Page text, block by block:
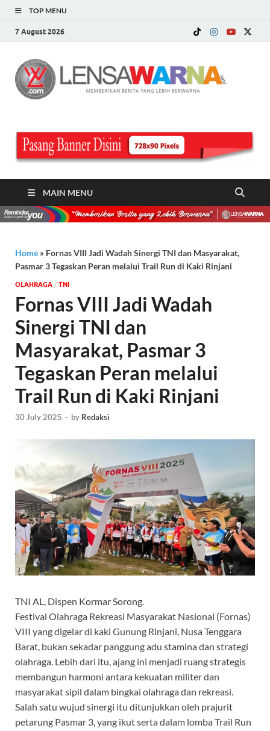
TOP MENU
7 August 2026
MAIN MENU
Home » Fornas VIII Jadi Wadah Sinergi TNI dan Masyarakat,
Pasmar 3 Tegaskan Peran melalui Trail Run di Kaki Rinjani
OLAHRAGA / TNI
Fornas VIII Jadi Wadah
Sinergi TNI dan
Masyarakat, Pasmar 3
Tegaskan Peran melalui
Trail Run di Kaki Rinjani
30 July 2025 - by Redaksi
TNI AL, Dispen Kormar Sorong.
Festival Olahraga Rekreasi Masyarakat Nasional (Fornas)
VIII yang digelar di kaki Gunung Rinjani, Nusa Tenggara
Barat, bukan sekadar panggung adu stamina dan strategi
olahraga. Lebih dari itu, ajang ini menjadi ruang strategis
membangun harmoni antara kekuatan militer dan
masyarakat sipil dalam bingkai olahraga dan rekreasi.
Salah satu wujud sinergi itu ditunjukkan oleh prajurit
petarung Pasmar 3, yang ikut serta dalam lomba Trail Run